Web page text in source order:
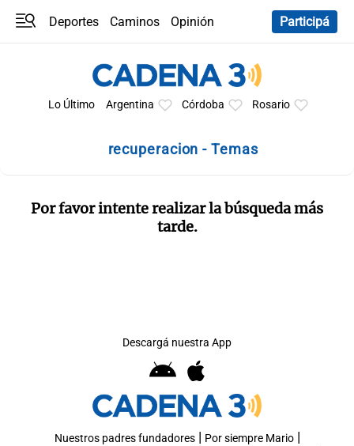
Deportes Caminos
Opinión
Participá
Lo Último Argentina Córdoba Rosario
recuperacion - Temas
Por favor intente realizar la búsqueda más
tarde.
Descargá nuestra App
Nuestros padres fundadores| Por siempre Mario|